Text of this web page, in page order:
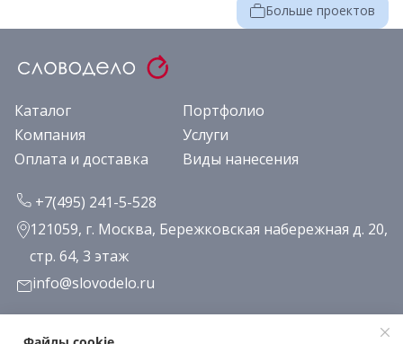
Больше проектов
Каталог
Портфолио
Компания
Услуги
Оплата и доставка
Виды нанесения
+7(495) 241-5-528
121059, г. Москва, Бережковская набережная д. 20,
стр. 64, 3 этаж
info@slovodelo.ru
Заказать звонок